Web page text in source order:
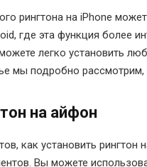
рингтона на iPhone
где эта функция более
легко установить
мы подробно рассмотрим,
на айфон
как установить рингтон
Вы можете